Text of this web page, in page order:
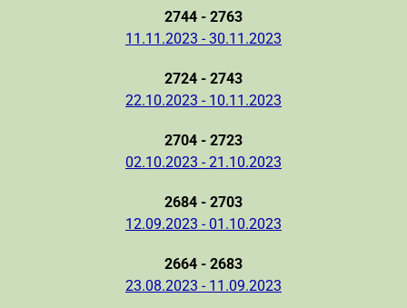
2744 - 2763
11.11.2023 - 30.11.2023
2724 - 2743
22.10.2023 - 10.11.2023
2704 - 2723
02.10.2023 - 21.10.2023
2684 - 2703
12.09.2023 - 01.10.2023
2664 - 2683
23.08.2023 - 11.09.2023